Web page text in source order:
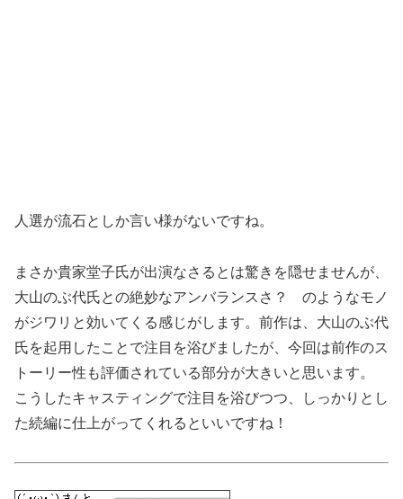
人選が流石としか言い様がないですね。
まさか貴家堂子氏が出演なさるとは驚きを隠せませんが、
大山のぶ代氏との絶妙なアンバランスさ？ のようなモノ
がジワリと効いてくる感じがします。前作は、大山のぶ代
氏を起用したことで注目を浴びましたが、今回は前作のス
トーリー性も評価されている部分が大きいと思います。
こうしたキャスティングで注目を浴びつつ、しっかりとし
た続編に仕上がってくれるといいですね！